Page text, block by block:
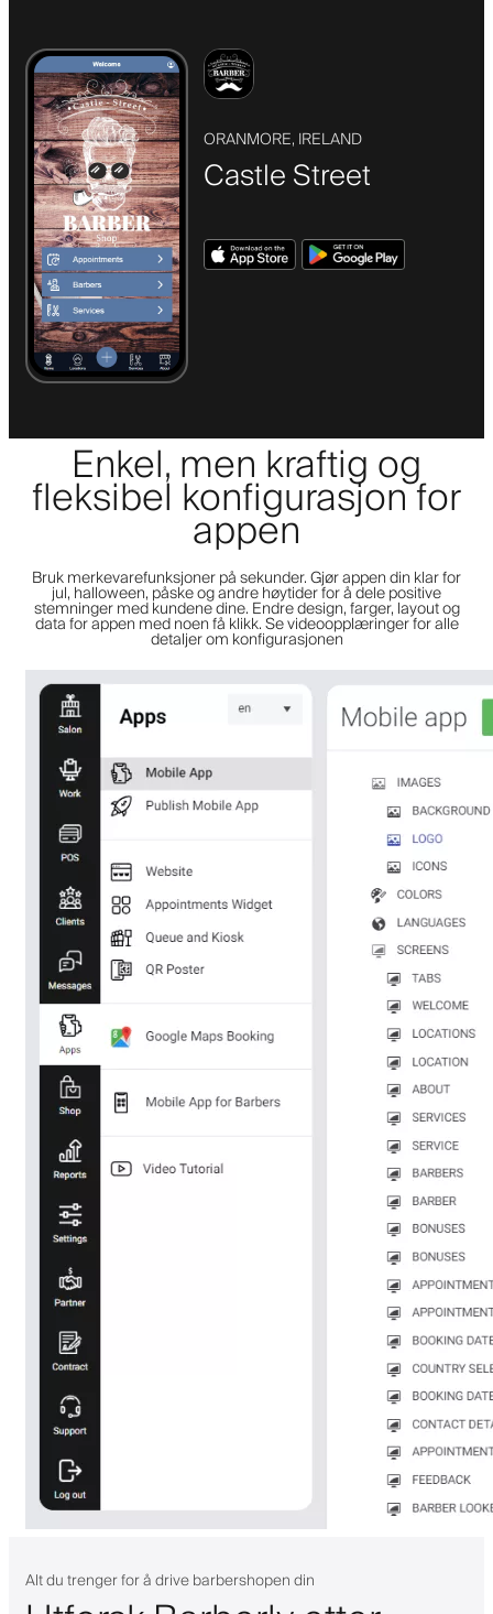
ORANMORE, IRELAND
Castle Street
Enkel, men kraftig og
fleksibel konfigurasjon for
appen
Bruk merkevarefunksjoner på sekunder. Gjør appen din klar for
jul, halloween, påske og andre høytider for å dele positive
stemninger med kundene dine. Endre design, farger, layout og
data for appen med noen få klikk. Se videoopplæringer for alle
detaljer om konfigurasjonen
Alt du trenger for å drive barbershopen din